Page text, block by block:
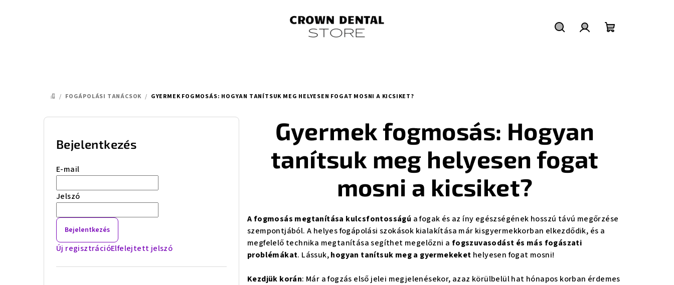
KEZDŐLAP
/ FOGÁPOLÁSI TANÁCSOK / GYERMEK FOGMOSÁS: HOGYAN TANÍTSUK MEG HELYESEN FOGAT MOSNI A KICSIKET?
O
Bejelentkezés
E-mail
Jelszó
Bejelentkezés
Új regisztrációElfelejtett jelszó
Gyermek fogmosás: Hogyan
tanítsuk meg helyesen fogat
mosni a kicsiket?
A fogmosás megtanítása kulcsfontosságú a fogak és az íny egészségének hosszú távú megőrzése
szempontjából. A helyes fogápolási szokások kialakítása már kisgyermekkorban elkezdődik, és a
megfelelő technika megtanítása segíthet megelőzni a fogszuvasodást és más fogászati
problémákat. Lássuk,hogyan tanítsuk meg a gyermekeket helyesen fogat mosni!
Kezdjük korán: Már a fogzás első jelei megjelenésekor, azaz körülbelül hat hónapos korban érdemes